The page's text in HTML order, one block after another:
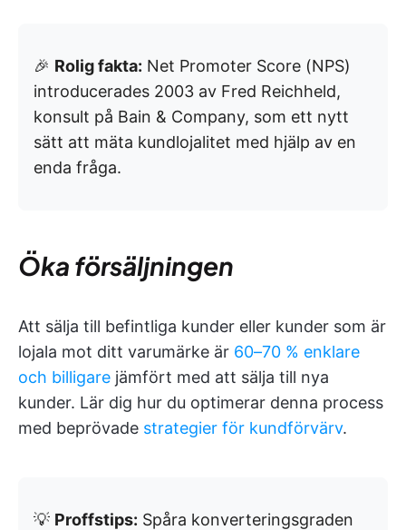
🎉 Rolig fakta: Net Promoter Score (NPS)
introducerades 2003 av Fred Reichheld,
konsult på Bain & Company, som ett nytt
sätt att mäta kundlojalitet med hjälp av en
enda fråga.
Öka försäljningen
Att sälja till befintliga kunder eller kunder som är
lojala mot ditt varumärke är 60–70 % enklare
och billigare jämfört med att sälja till nya
kunder. Lär dig hur du optimerar denna process
med beprövade strategier för kundförvärv.
💡 Proffstips: Spåra konverteringsgraden